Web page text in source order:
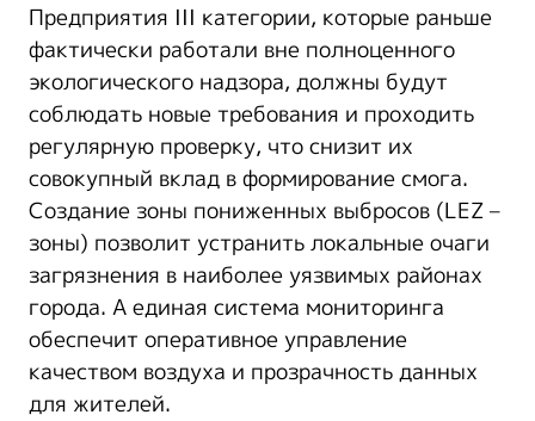
Предприятия III категории, которые раньше
фактически работали вне полноценного
экологического надзора, должны будут
соблюдать новые требования и проходить
регулярную проверку, что снизит их
совокупный вклад в формирование смога.
Создание зоны пониженных выбросов (LEZ –
зоны) позволит устранить локальные очаги
загрязнения в наиболее уязвимых районах
города. А единая система мониторинга
обеспечит оперативное управление
качеством воздуха и прозрачность данных
для жителей.